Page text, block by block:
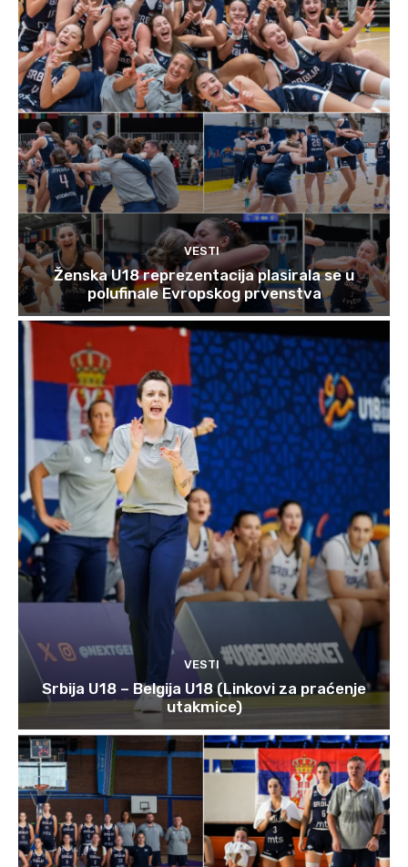
VESTI
Ženska U18 reprezentacija plasirala se u
polufinale Evropskog prvenstva
VESTI
Srbija U18 – Belgija U18 (Linkovi za praćenje
utakmice)